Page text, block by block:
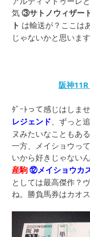
気 ③サトノウィザー
ト は輸送が？ここは
じゃないかと思います
阪神
ﾀﾞｰﾄって感じはしま
レジェンド 、ずっと
ヌみたいなこともあ
一方、メイショウっ
いから好きじゃないん
産駒⑫メイショウカ
としては最高傑作？
ね。勝負馬券はカオ